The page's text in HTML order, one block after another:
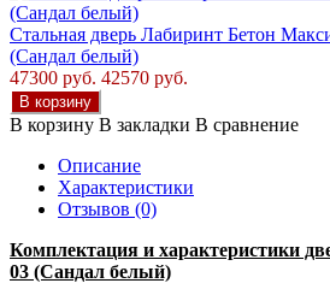
Стальная дверь Лабиринт Бетон
(Сандал белый)
47300 руб. 42570 руб.
В корзину
В корзину В закладки В сравнение
Описание
Характеристики
Отзывов (0)
Комплектация и характеристики
03 (Сандал белый)